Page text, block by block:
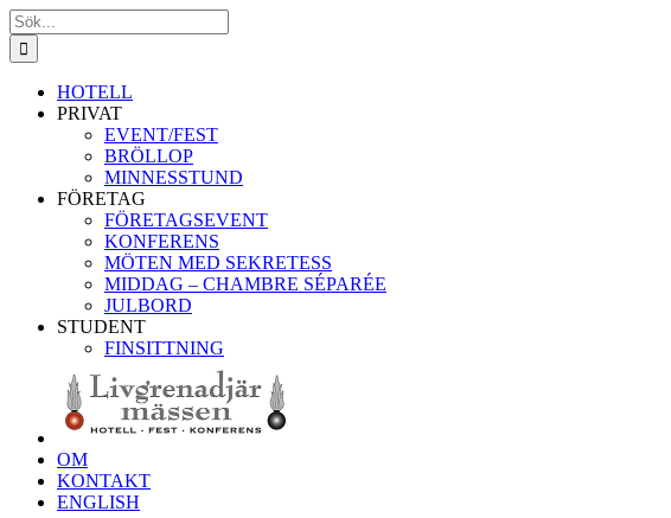
Fortsätt
till
innehållet
Sök
efter:
HOTELL
PRIVAT
EVENT/FEST
BRÖLLOP
MINNESSTUND
FÖRETAG
FÖRETAGSEVENT
KONFERENS
MÖTEN MED SEKRETESS
MIDDAG – CHAMBRE SÉPARÉE
JULBORD
STUDENT
FINSITTNING
OM
KONTAKT
ENGLISH